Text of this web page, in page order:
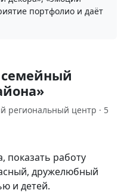
портфолио и даёт
семейный
региональный центр · 5
показать работу
дружелюбный
и детей.